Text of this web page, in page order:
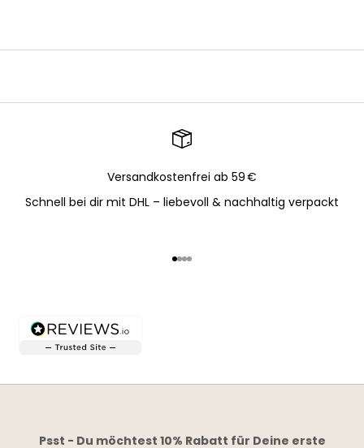
Versandkostenfrei ab 59 €
Schnell bei dir mit DHL – liebevoll & nachhaltig verpackt
Gehe zu Element 1
Gehe zu Element 2
Gehe zu Element 3
Gehe zu Element 4
Psst - Du möchtest 10% Rabatt für Deine erste